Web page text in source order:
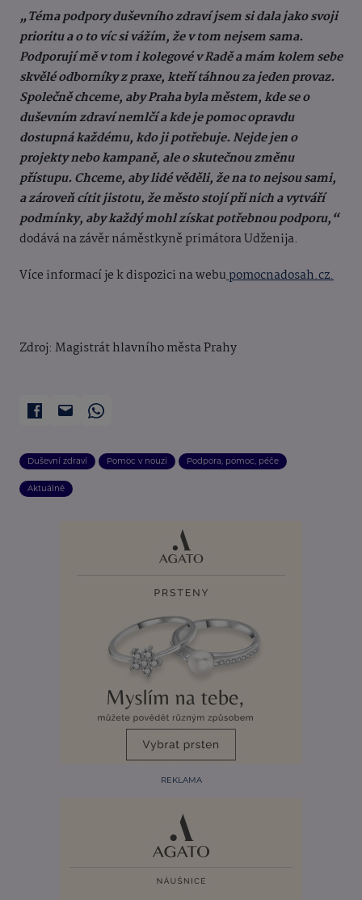
„Téma podpory duševního zdraví jsem si dala jako svoji
prioritu a o to víc si vážím, že v tom nejsem sama.
Podporují mě v tom i kolegové v Radě a mám kolem sebe
skvělé odborníky z praxe, kteří táhnou za jeden provaz.
Společně chceme, aby Praha byla městem, kde se o
duševním zdraví nemlčí a kde je pomoc opravdu
dostupná každému, kdo ji potřebuje. Nejde jen o
projekty nebo kampaně, ale o skutečnou změnu
přístupu. Chceme, aby lidé věděli, že na to nejsou sami,
a zároveň cítit jistotu, že město stojí při nich a vytváří
podmínky, aby každý mohl získat potřebnou podporu,“
dodává na závěr náměstkyně primátora Udženija.
Více informací je k dispozici na webupomocnadosah.cz.
Zdroj: Magistrát hlavního města Prahy
Duševní zdraví Pomoc v nouzi Podpora, pomoc, péče
Aktuálně
REKLAMA